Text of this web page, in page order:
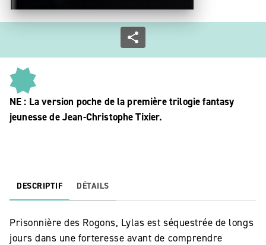
NE : La version poche de la première trilogie fantasy
jeunesse de Jean-Christophe Tixier.
DESCRIPTIF DÉTAILS
Prisonnière des Rogons, Lylas est séquestrée de longs
jours dans une forteresse avant de comprendre